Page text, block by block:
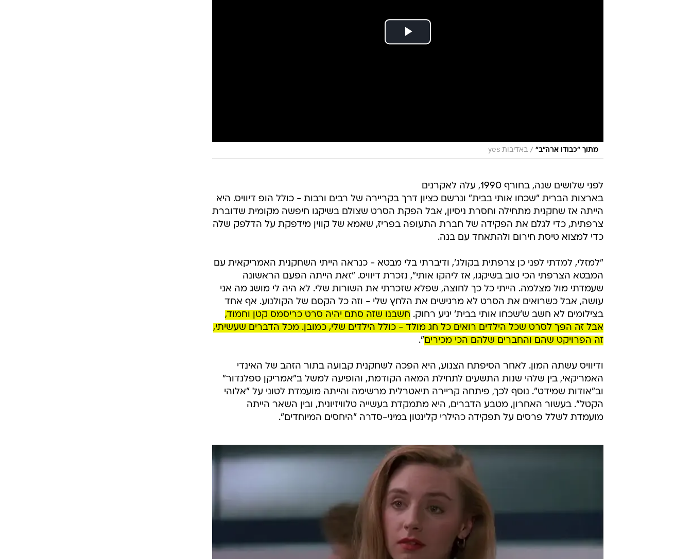
מתוך "כבודו ארה"ב" / באדיבות yes
לפני שלושים שנה, בחורף 1990, עלה לאקרנים
בארצות הברית "שכחו אותי בבית" ונרשם כציון דרך בקריירה של רבים ורבות - כולל הופ דיוויס. היא
הייתה אז שחקנית מתחילה וחסרת ניסיון, אבל הפקת הסרט שצולם בשיקגו חיפשה מקומית שדוברת
צרפתית, כדי לגלם את הפקידה של חברת התעופה בפריז, שאמא של קווין מידפקת על הדלפק שלה
כדי למצוא טיסת חירום ולהתאחד עם בנה.
"למזלי, למדתי לפני כן צרפתית בקולג', ודיברתי בלי מבטא - כנראה הייתי השחקנית האמריקאית עם
המבטא הצרפתי הכי טוב בשיקגו, אז ליהקו אותי", נזכרת דיוויס. "זאת הייתה הפעם הראשונה
שעמדתי מול מצלמה. הייתי כל כך לחוצה, שפלא שזכרתי את השורות שלי. לא היה לי מושג מה אני
עושה, אבל כשרואים את הסרט לא מרגישים את הלחץ שלי - וזה כל הקסם של הקולנוע. אף אחד
בצילומים לא חשב ש'שכחו אותי בבית' יגיע רחוק. חשבנו שזה סתם יהיה סרט כריסמס קטן וחמוד,
אבל זה הפך לסרט שכל הילדים רואים כל חג מולד - כולל הילדים שלי, כמובן. מכל הדברים שעשיתי,
זה הפרויקט שהם והחברים שלהם הכי מכירים".
ודיוויס עשתה המון. לאחר הסיפתח הצנוע, היא הפכה לשחקנית קבועה בתור הזהב של האינדי
האמריקאי, בין שלהי שנות התשעים לתחילת המאה הקודמת, והופיעה למשל ב"אמריקן ספלנדור"
וב"אודות שמידט". נוסף לכך, פיתחה קריירה תיאטרלית מרשימה והייתה מועמדת לטוני על "אלוהי
הקטל". בעשור האחרון, מטבע הדברים, היא מתמקדת בעשייה טלוויזיונית, ובין השאר הייתה
מועמדת לשלל פרסים על תפקידה כהילרי קלינטון במיני-סדרה "היחסים המיוחדים".